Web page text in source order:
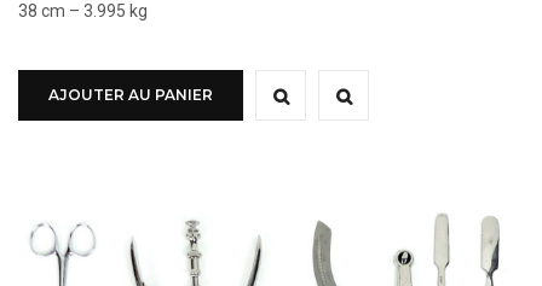
38 cm – 3.995 kg
AJOUTER AU PANIER